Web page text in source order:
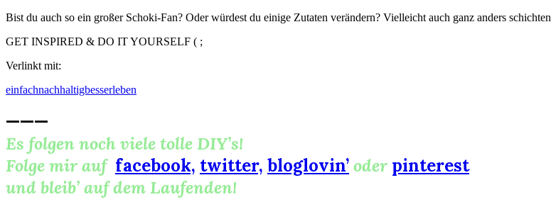
Bist du auch so ein großer Schoki-Fan? Oder würdest du einige Zutaten verändern? Vielleicht auch ganz anders
GET INSPIRED & DO IT YOURSELF ( ;
Verlinkt mit:
einfachnachhaltigbesserleben
———
Es folgen noch viele tolle DIY’s!
Folge mir auf facebook, twitter, bloglovin’oder pinterest
und bleib’ auf dem Laufenden!